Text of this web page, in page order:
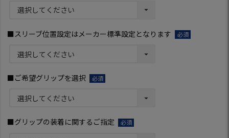
須)
■スリーブ位置設定はメーカー標準設定となります
■ご希望グリップを選択
■グリップの装着に関するご指定